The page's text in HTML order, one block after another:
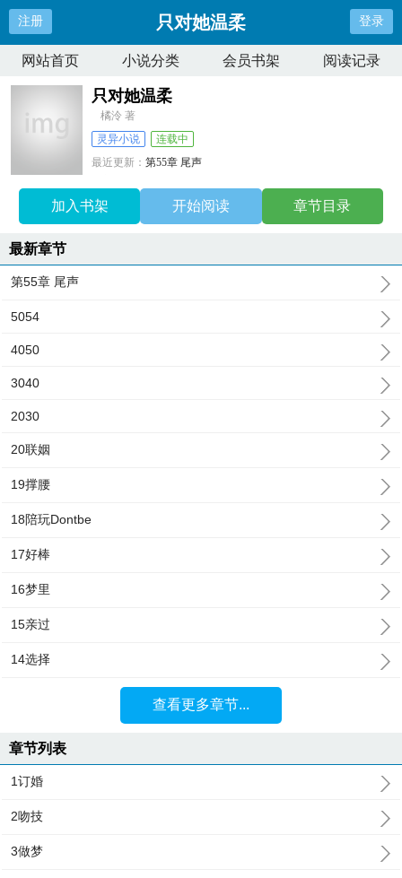
注册 只对她温柔 登录
网站首页 小说分类 会员书架 阅读记录
只对她温柔
橘泠 著
灵异小说
连载中
最近更新：第55章 尾声
加入书架 开始阅读 章节目录
最新章节
第55章 尾声
5054
4050
3040
2030
20联姻
19撑腰
18陪玩Dontbe
17好棒
16梦里
15亲过
14选择
查看更多章节...
章节列表
1订婚
2吻技
3做梦